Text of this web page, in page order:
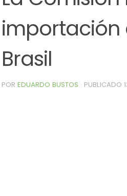
importación
Brasil
POR EDUARDO BUSTOS · PUBLICADO